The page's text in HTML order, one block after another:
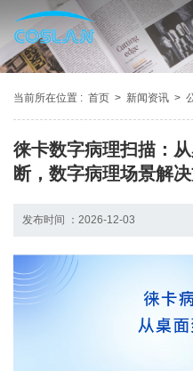
当前所在位置 : 首页 > 新闻资讯 >
徕卡数字病理扫描：
断，数字病理场景解决
发布时间 ：2026-12-03